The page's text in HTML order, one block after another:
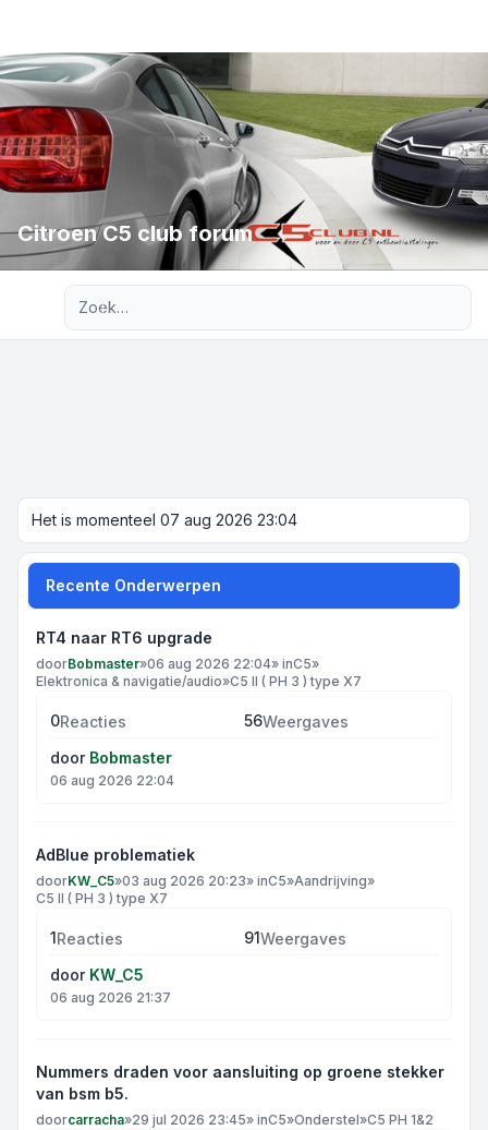
Citroen C5 club forum
Het is momenteel 07 aug 2026 23:04
Recente Onderwerpen
RT4 naar RT6 upgrade
doorBobmaster»06 aug 2026 22:04» inC5»
Elektronica & navigatie/audio»C5 II ( PH 3 ) type X7
0Reacties 56Weergaves
door Bobmaster
06 aug 2026 22:04
AdBlue problematiek
doorKW_C5»03 aug 2026 20:23» inC5»Aandrijving»
C5 II ( PH 3 ) type X7
1Reacties 91Weergaves
door KW_C5
06 aug 2026 21:37
Nummers draden voor aansluiting op groene stekker
van bsm b5.
doorcarracha»29 jul 2026 23:45» inC5»Onderstel»C5 PH 1&2